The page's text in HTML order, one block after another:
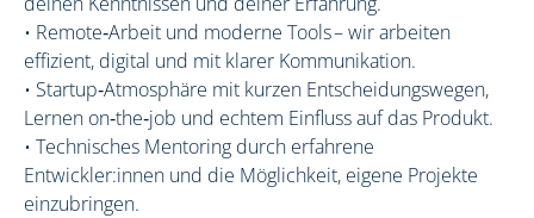
• Remote‑Arbeit und moderne Tools – wir arbeiten
effizient, digital und mit klarer Kommunikation.
• Startup‑Atmosphäre mit kurzen Entscheidungswegen,
Lernen on‑the‑job und echtem Einfluss auf das Produkt.
• Technisches Mentoring durch erfahrene
Entwickler:innen und die Möglichkeit, eigene Projekte
einzubringen.